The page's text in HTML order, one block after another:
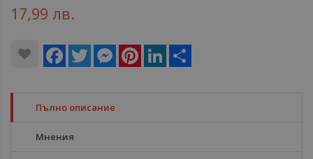
17,99 лв.
Facebook
Twitter MessengerPinterestLinkedIn
Пълно описание
Мнения